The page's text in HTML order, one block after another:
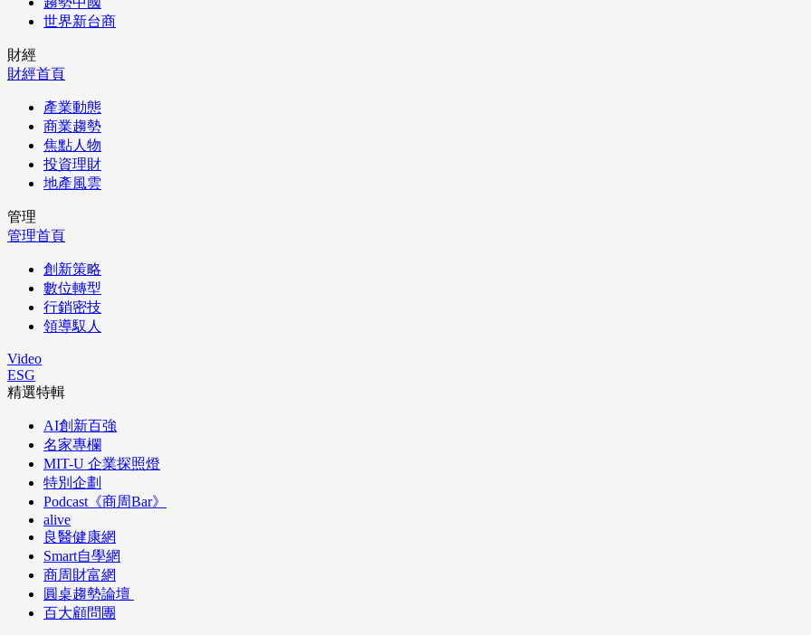
世界新台商
財經
財經首頁
產業動態
商業趨勢
焦點人物
投資理財
地產風雲
管理
管理首頁
創新策略
數位轉型
行銷密技
領導馭人
Video
ESG
精選特輯
AI創新百強
名家專欄
MIT-U 企業探照燈
特別企劃
Podcast《商周Bar》
alive
良醫健康網
Smart自學網
商周財富網
圓桌趨勢論壇
百大顧問團